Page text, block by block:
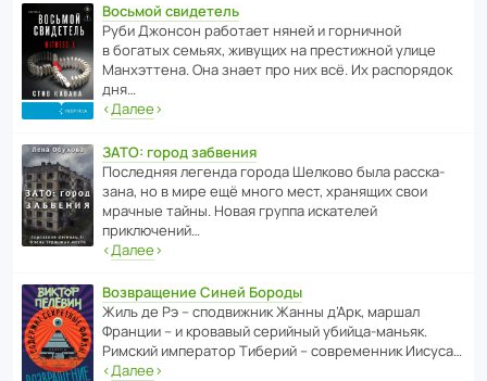
Восьмой свидетель
Руби Джонсон рабо­тает няней и горни­чной
в богатых семьях, живущих на прес­ти­жной улице
Манх­эт­тена. Она знает про них всё. Их распо­рядок
дня…
‹Далее›
ЗАТО: город забвения
После­дняя легенда города Шелково была расска­
зана, но в мире ещё много мест, хранящих свои
мрачные тайны. Новая группа иска­телей
приключений…
‹Далее›
Возвращение Синей Бороды
Жиль де Рэ – спод­ви­жник Жанны д’Арк, маршал
Франции – и кровавый серийный убийца-маньяк.
Римский импе­ратор Тиберий – совре­менник Иисуса…
‹Далее›